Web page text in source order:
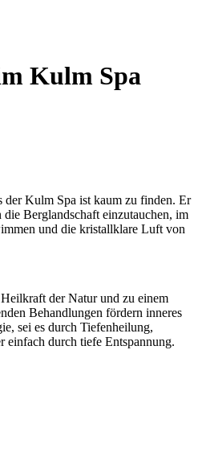
Kulm Spa
der Kulm Spa ist kaum zu finden. Er
Berglandschaft einzutauchen, im
und die kristallklare Luft von
der Natur und zu einem
Behandlungen fördern inneres
sei es durch Tiefenheilung,
einfach durch tiefe Entspannung.